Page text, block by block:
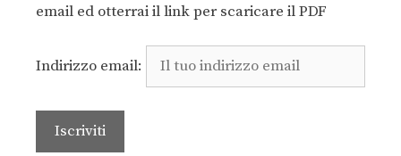
email ed otterrai il link per scaricare il PDF
Indirizzo email: